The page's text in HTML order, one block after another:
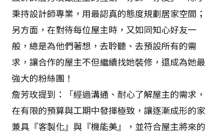
秉持設計師專業，用最認真的態度規劃居家空間；
另方面，在對待每位屋主時，又如同知心好友一
般，總是為他們著想，去聆聽、去預設所有的需
求，讓合作的屋主不但繼續找她裝修，還成為她最
強大的粉絲團！
詹芳玫提到：「經過溝通、耐心了解屋主的需求，
在有限的預算與工期中發揮極致，讓逐漸成形的家
兼具『客製化』與『機能美』，並符合屋主將來的